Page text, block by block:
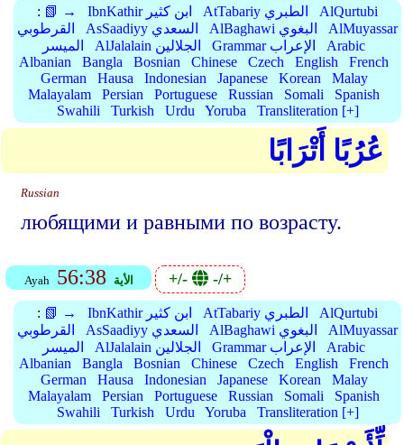
: 📗 → IbnKathir ابن كثير AtTabariy الطبري
AlQurtubi
القرطوبي
AsSaadiyy السعدي AlBaghawi البغوي
AlMuyassar
الميسر
AlJalalain الجلالين Grammar الإعراب
Arabic
Albanian
Bangla Bosnian Chinese Czech English
French
German
Hausa Indonesian Japanese Korean
Malay
Malayalam
Persian Portuguese Russian Somali
Spanish
Swahili
Turkish Urdu Yoruba Transliteration [+]
عُرُبًا أَتْرَابًا
Russian
любящими и равными по возрасту.
Ayah 56:38 الأية +/- -/+
: 📗 → IbnKathir ابن كثير AtTabariy الطبري
AlQurtubi
القرطوبي
AsSaadiyy السعدي AlBaghawi البغوي
AlMuyassar
الميسر
AlJalalain الجلالين Grammar الإعراب
Arabic
Albanian
Bangla Bosnian Chinese Czech English
French
German
Hausa Indonesian Japanese Korean
Malay
Malayalam
Persian Portuguese Russian Somali
Spanish
Swahili
Turkish Urdu Yoruba Transliteration [+]